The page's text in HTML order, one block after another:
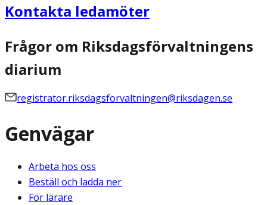
Kontakta ledamöter
Frågor om Riksdagsförvaltningens
diarium
registrator.riksdagsforvaltningen@riksdagen.se
Genvägar
Arbeta hos oss
Beställ och ladda ner
För lärare